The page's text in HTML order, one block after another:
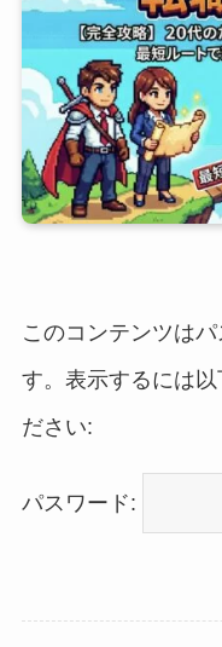
このコンテンツは
す。表示するには
ださい:
パスワード: